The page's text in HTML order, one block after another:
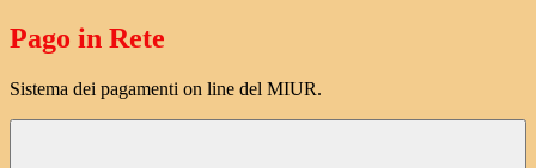
Pago in Rete
Sistema dei pagamenti on line del MIUR.